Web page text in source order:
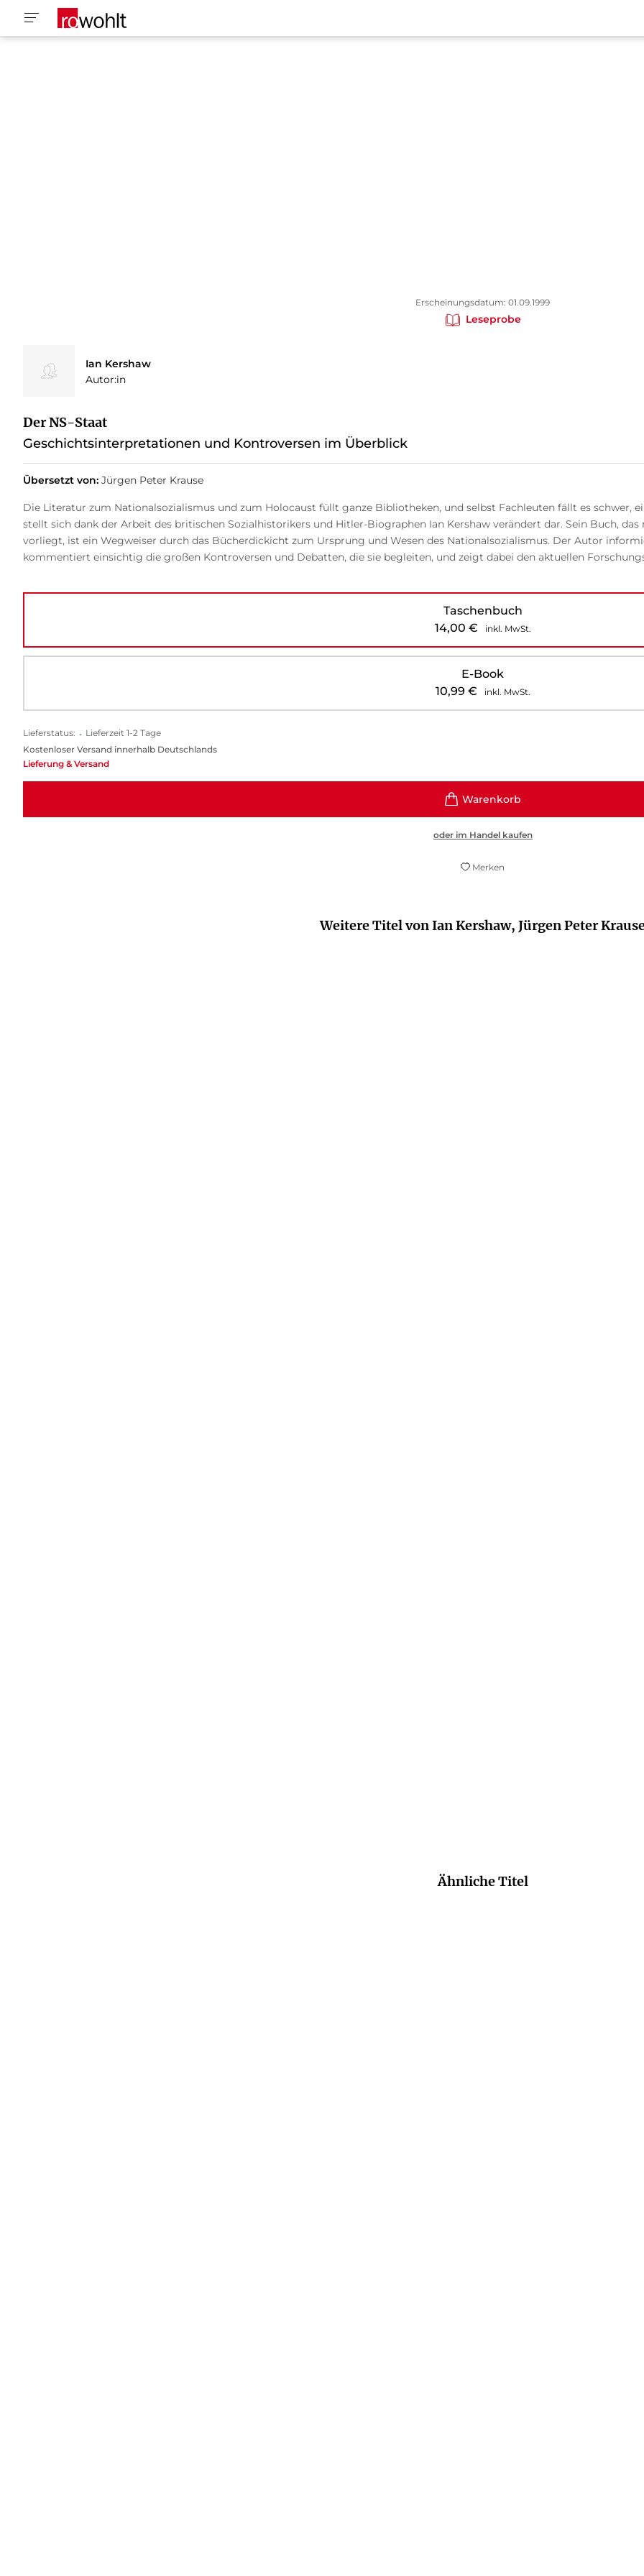
Erscheinungsdatum: 01.09.1999
Leseprobe
Ian Kershaw
Autor:in
Der NS-Staat
Geschichtsinterpretationen und Kontroversen im Überblick
Übersetzt von: Jürgen Peter Krause
Die Literatur zum Nationalsozialismus und zum Holocaust füllt ganze Bibliotheken, und selbst Fachleuten fällt es schwer,
stellt sich dank der Arbeit des britischen Sozialhistorikers und Hitler-Biographen Ian Kershaw verändert dar. Sein Buch,
vorliegt, ist ein Wegweiser durch das Bücherdickicht zum Ursprung und Wesen des Nationalsozialismus. Der Autor
kommentiert einsichtig die großen Kontroversen und Debatten, die sie begleiten, und zeigt dabei den aktuellen
Taschenbuch
14,00 € inkl. MwSt.
E-Book
10,99 € inkl. MwSt.
Lieferstatus: • Lieferzeit 1-2 Tage
Kostenloser Versand innerhalb Deutschlands
Lieferung & Versand
oder im Handel kaufen
Merken
Weitere Titel von Ian Kershaw, Jürgen Peter
Ähnliche Titel